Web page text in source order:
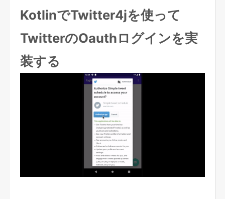
KotlinでTwitter4jを使って
TwitterのOauthログインを実
装する